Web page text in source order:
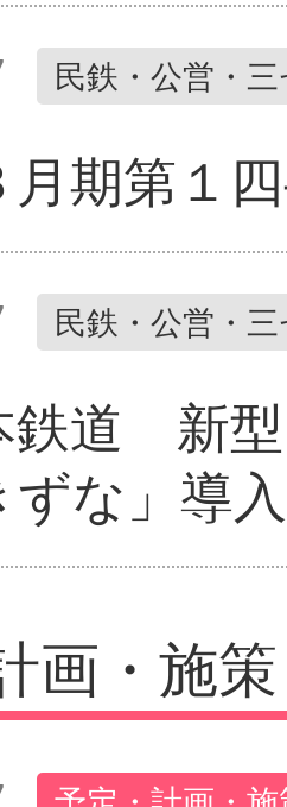
民鉄・公営・
月期第１
民鉄・公営・
鉄道 新
な」導入
画・施策